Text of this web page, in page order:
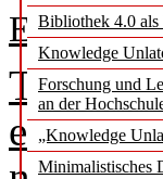
Bibliothek 4.0 als
Knowledge
Forschung und
an der
„Knowledge
Minimalistisches
Elke
Text
etabliert